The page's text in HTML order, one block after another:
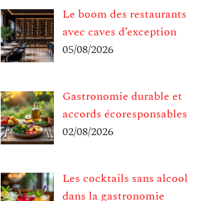
Le boom des restaurants
avec caves d’exception
05/08/2026
Gastronomie durable et
accords écoresponsables
02/08/2026
Les cocktails sans alcool
dans la gastronomie